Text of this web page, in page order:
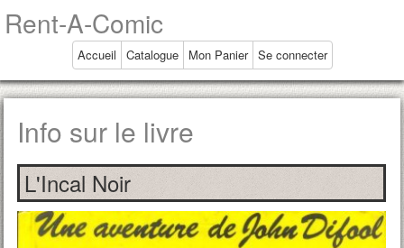
Rent-A-Comic
Accueil Catalogue Mon Panier Se connecter
Info sur le livre
L'Incal Noir